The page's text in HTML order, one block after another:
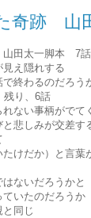
奇跡 山
田太一脚本 7話
見え隠れする
終わるのだろう
残り、6話
ない事柄がでて
悲しみが交差す
けだか）と言葉
ないだろうかと
いたのだろうか
同じ